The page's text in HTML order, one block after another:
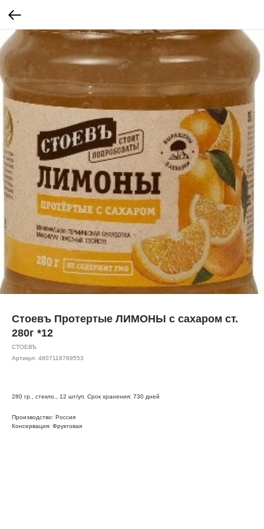
Стоевъ Протертые ЛИМОНЫ с сахаром ст.
280г *12
СТОЕВЪ
Артикул: 4607116769553
280 гр., стекло., 12 шт/уп. Срок хранения: 730 дней
Производство: Россия
Консервация: Фруктовая